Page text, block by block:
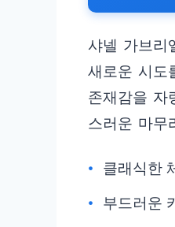
샤넬 가브리
새로운 시도
존재감을 자
스러운 마무
클래식한
부드러운